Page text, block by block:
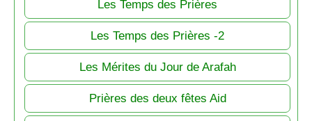
Les Temps des Prières
Les Temps des Prières -2
Les Mérites du Jour de Arafah
Prières des deux fêtes Aid